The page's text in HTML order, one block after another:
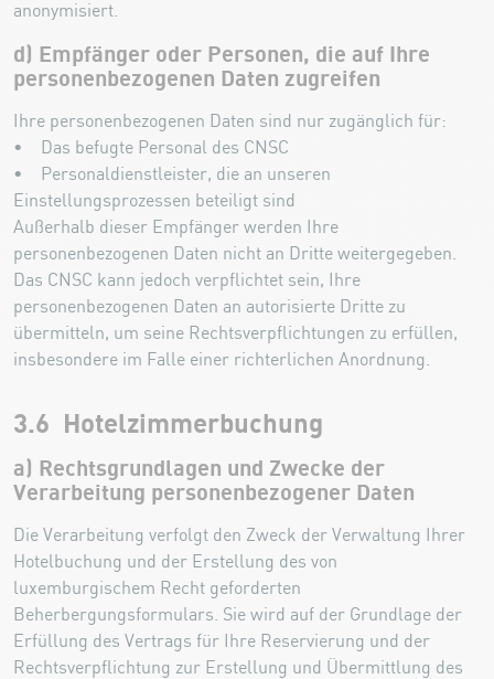
anonymisiert.
d) Empfänger oder Personen, die auf Ihre
personenbezogenen Daten zugreifen
Ihre personenbezogenen Daten sind nur zugänglich für:
• Das befugte Personal des CNSC
• Personaldienstleister, die an unseren
Einstellungsprozessen beteiligt sind
Außerhalb dieser Empfänger werden Ihre
personenbezogenen Daten nicht an Dritte weitergegeben.
Das CNSC kann jedoch verpflichtet sein, Ihre
personenbezogenen Daten an autorisierte Dritte zu
übermitteln, um seine Rechtsverpflichtungen zu erfüllen,
insbesondere im Falle einer richterlichen Anordnung.
3.6 Hotelzimmerbuchung
a) Rechtsgrundlagen und Zwecke der
Verarbeitung personenbezogener Daten
Die Verarbeitung verfolgt den Zweck der Verwaltung Ihrer
Hotelbuchung und der Erstellung des von
luxemburgischem Recht geforderten
Beherbergungsformulars. Sie wird auf der Grundlage der
Erfüllung des Vertrags für Ihre Reservierung und der
Rechtsverpflichtung zur Erstellung und Übermittlung des